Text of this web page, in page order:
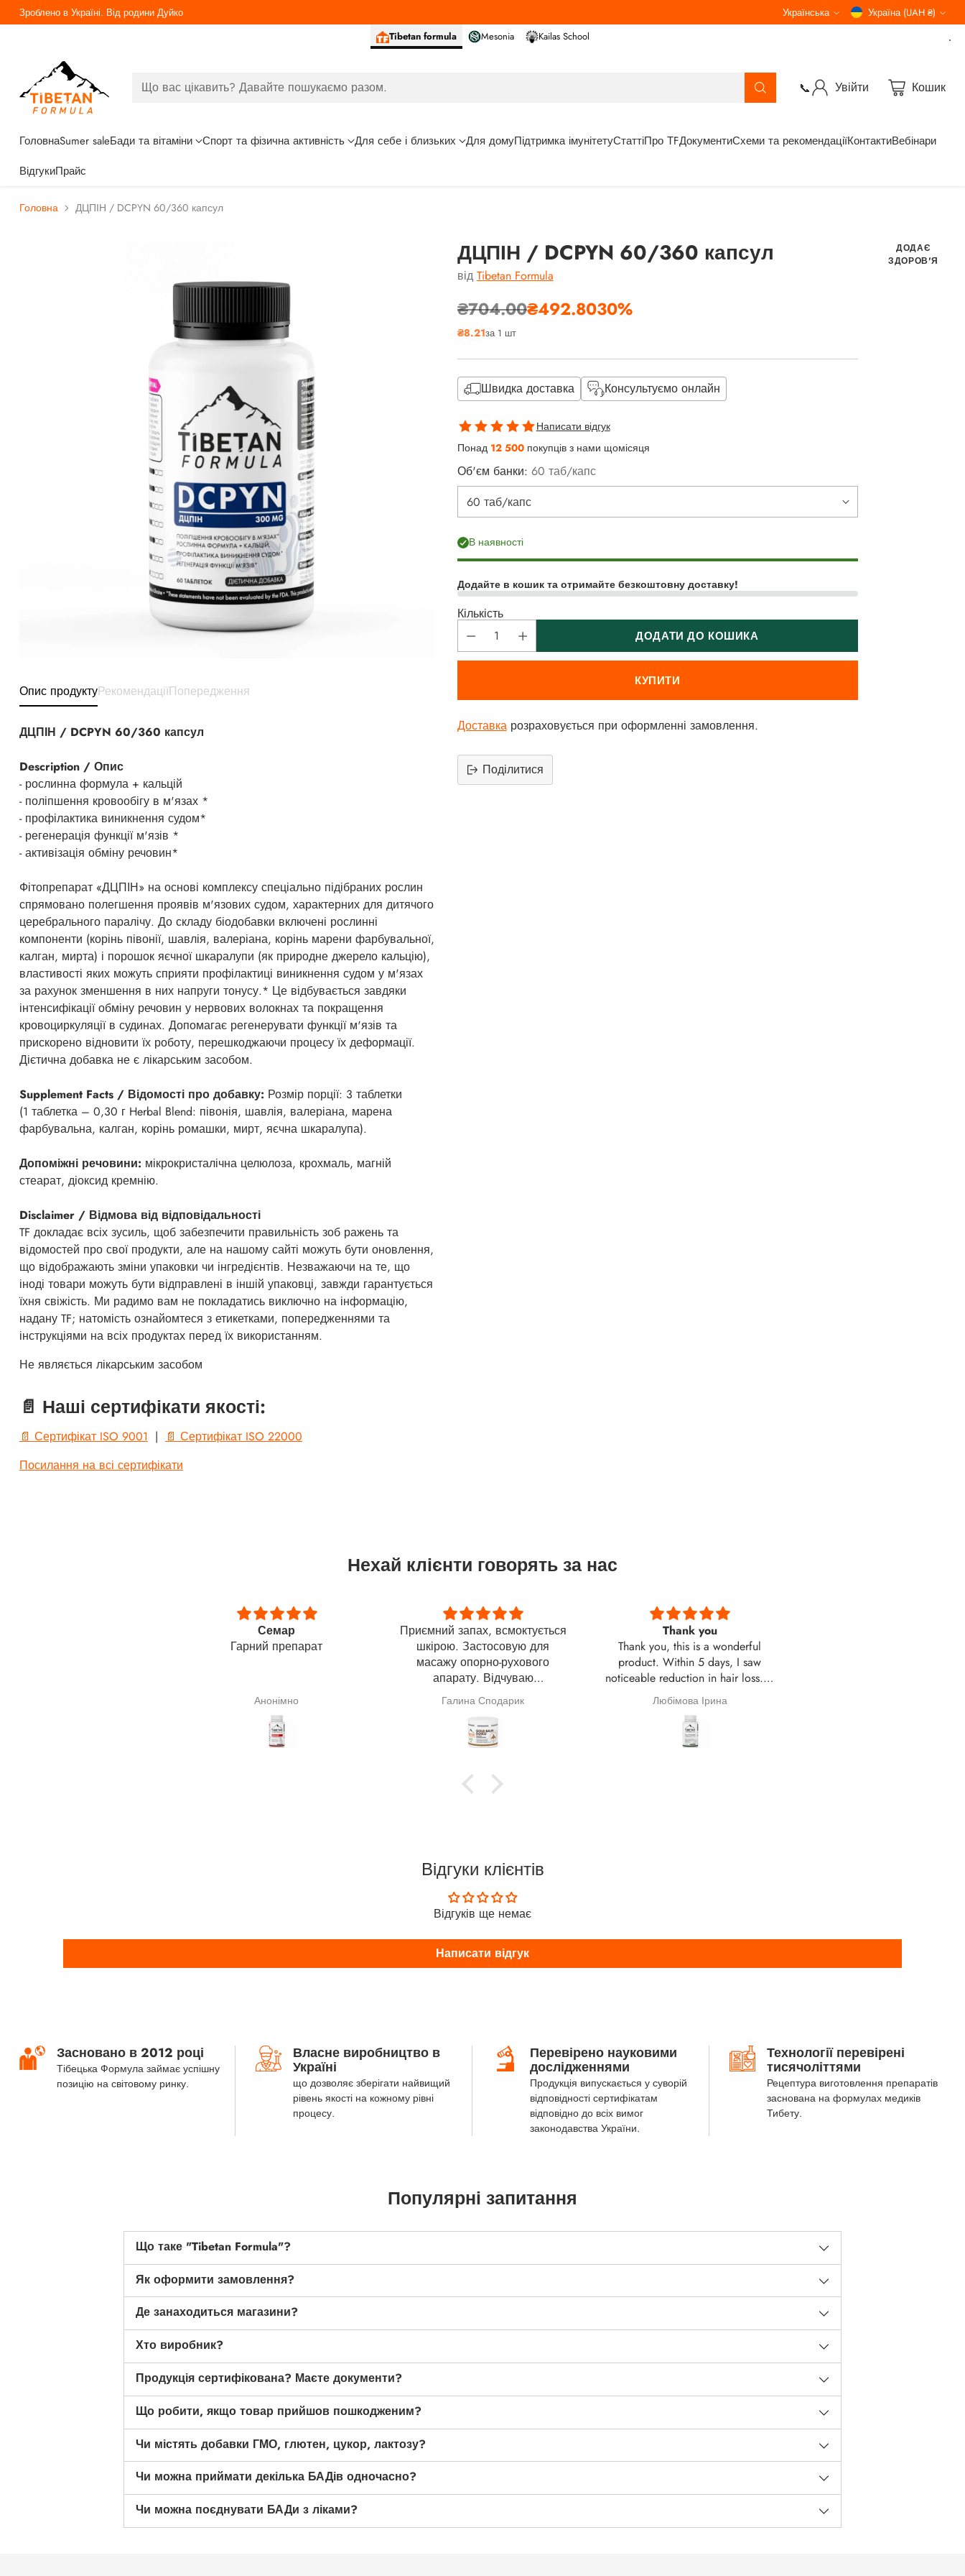
Tibetan formula Mesonia Kailas School
Що вас цікавить? Давайте пошукаємо разом. 📞 Увійти Кошик
ГоловнаSumer saleБади та вітаміни Спорт та фізична активність Для себе і близьких Для домуПідтримка імунітетуСтаттіПро ТFДокументиСхеми та рекомендаціїКонтактиВебінари
ВідгукиПрайс
Зроблено в Україні. Від родини Дуйко Мова
Українська Валюта Україна (UAH ₴)
Головна ДЦПІН / DCPYN 60/360 капсул
Опис продуктуРекомендаціїПопередження
ДЦПІН / DCPYN 60/360 капсул
Description / Опис
- рослинна формула + кальцій
- поліпшення кровообігу в м'язах *
- профілактика виникнення судом*
- регенерація функції м'язів *
- активізація обміну речовин*
Фітопрепарат «ДЦПІН» на основі комплексу спеціально підібраних рослин
спрямовано полегшення проявів м'язових судом, характерних для дитячого
церебрального паралічу. До складу біодобавки включені рослинні
компоненти (корінь півонії, шавлія, валеріана, корінь марени фарбувальної,
калган, мирта) і порошок яєчної шкаралупи (як природне джерело кальцію),
властивості яких можуть сприяти профілактиці виникнення судом у м'язах
за рахунок зменшення в них напруги тонусу.* Це відбувається завдяки
інтенсифікації обміну речовин у нервових волокнах та покращення
кровоциркуляції в судинах. Допомагає регенерувати функції м'язів та
прискорено відновити їх роботу, перешкоджаючи процесу їх деформації.
Дієтична добавка не є лікарським засобом.
Supplement Facts / Відомості про добавку: Розмір порції: 3 таблетки
(1 таблетка – 0,30 г Herbal Blend: півонія, шавлія, валеріана, марена
фарбувальна, калган, корінь ромашки, мирт, яєчна шкаралупа).
Допоміжні речовини: мікрокристалічна целюлоза, крохмаль, магній
стеарат, діоксид кремнію.
Disclaimer / Відмова від відповідальності
TF докладає всіх зусиль, щоб забезпечити правильність зоб ражень та
відомостей про свої продукти, але на нашому сайті можуть бути оновлення,
що відображають зміни упаковки чи інгредієнтів. Незважаючи на те, що
іноді товари можуть бути відправлені в іншій упаковці, завжди гарантується
їхня свіжість. Ми радимо вам не покладатись виключно на інформацію,
надану TF; натомість ознайомтеся з етикетками, попередженнями та
інструкціями на всіх продуктах перед їх використанням.
Не являється лікарським засобом
📄 Наші сертифікати якості:
📄 Сертифікат ISO 9001 |
📄 Сертифікат ISO 22000
Посилання на всі сертифікати
ДЦПІН / DCPYN 60/360 капсул
від Tibetan Formula
Звичайна
ціна
₴704.00₴492.8030%
₴8.21за 1 шт
Швидка доставка Консультуємо онлайн
Написати відгук
Понад 12 500 покупців з нами щомісяця
Об'єм банки: 60 таб/капс
В наявності
Додайте в кошик та отримайте безкоштовну доставку!
Кількість
ДОДАТИ ДО КОШИКА
КУПИТИ
Доставкарозраховується при оформленні замовлення.
Поділитися
ДОДАЄ
ЗДОРОВ'Я
Нехай клієнти говорять за нас
Семар
Гарний препарат
Анонімно
Приємний запах, всмоктується
шкірою. Застосовую для
масажу опорно-рухового
апарату. Відчуваю
покращення. Дякую за Вашу
роботу.
Галина Сподарик
Thank you
Thank you, this is a wonderful
product. Within 5 days, I saw
noticeable reduction in hair loss. A
month later, my hair thickness was
restored.
——
Дякую, це чудовий продукт.
Любімова Ірина
Відгуки клієнтів
Відгуків ще немає
Написати відгук
Засновано в 2012 році
Тібецька Формула займає успішну
позицію на світовому ринку.
Власне виробництво в
Україні
що дозволяє зберігати найвищий
рівень якості на кожному рівні
процесу.
Перевірено науковими
дослідженнями
Продукція випускається у суворій
відповідності сертифікатам
відповідно до всіх вимог
законодавства України.
Технології перевірені
тисячоліттями
Рецептура виготовлення препаратів
заснована на формулах медиків
Тибету.
Популярні запитання
Що таке "Tibetan Formula"?
Як оформити замовлення?
Де занаходиться магазини?
Хто виробник?
Продукція сертифікована? Маєте документи?
Що робити, якщо товар прийшов пошкодженим?
Чи містять добавки ГМО, глютен, цукор, лактозу?
Чи можна приймати декілька БАДів одночасно?
Чи можна поєднувати БАДи з ліками?